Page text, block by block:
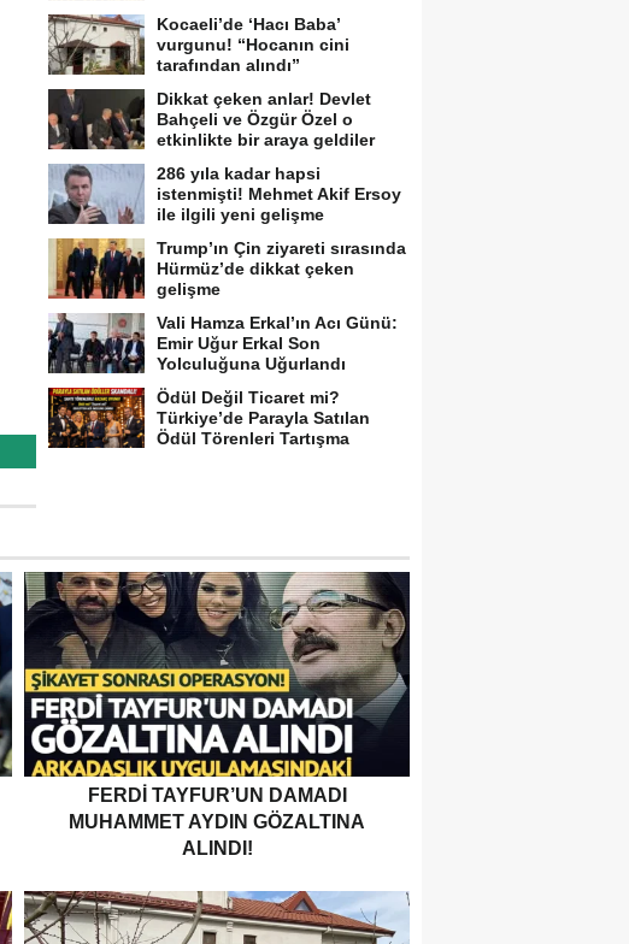
Kocaeli’de ‘Hacı Baba’
vurgunu! “Hocanın cini
tarafından alındı”
Dikkat çeken anlar! Devlet
Bahçeli ve Özgür Özel o
etkinlikte bir araya geldiler
286 yıla kadar hapsi
istenmişti! Mehmet Akif Ersoy
ile ilgili yeni gelişme
Trump’ın Çin ziyareti sırasında
Hürmüz’de dikkat çeken
gelişme
Vali Hamza Erkal’ın Acı Günü:
Emir Uğur Erkal Son
Yolculuğuna Uğurlandı
Ödül Değil Ticaret mi?
Türkiye’de Parayla Satılan
Ödül Törenleri Tartışma
FERDI TAYFUR’UN DAMADI
MUHAMMET AYDIN GÖZALTINA
ALINDI!